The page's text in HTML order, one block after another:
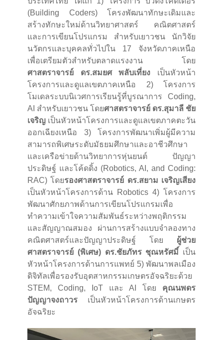
(Building Coders) โครงพัฒนาทักษะเดิมและ
สร้างทักษะใหม่ด้านวิทยาศาสตร์ คณิตศาสตร์
และการเขียนโปรแกรม สำหรับเยาวชน นักวิจัย
นวัตกรและบุคคลทั่วไปใน 17 จังหวัดภาคเหนือ
เพื่อเตรียมตัวสำหรับตลาดแรงงาน โดย
ศาสตราจารย์ ดร.สมยศ พลับเที่ยง เป็นหัวหน้า
โครงการและดูแลเขตภาคเหนือ 2) โครงการ
โมเดลระบบนิเวศการเรียนรู้ที่บูรณาการ Coding,
AI สำหรับเยาวชน โดยศาสตราจารย์ ดร.สุมาลี ชัย
เจริญ เป็นหัวหน้าโครงการและดูแลเขตภาคตะวัน
ออกเฉียงเหนือ 3) โครงการพัฒนาเพิ่มผู้มีความ
สามารถพิเศษระดับมัธยมศึกษาและอาชีวศึกษา
และเครือข่ายด้านวิทยาการหุ่นยนต์ ปัญญา
ประดิษฐ์ และโค้ดดิ้ง (Robotics, AI, and Coding:
RAC) โดยรองศาสตราจารย์ ดร.สยาม เจริญเสียง
เป็นหัวหน้าโครงการด้าน Robotics 4) โครงการ
พัฒนาศักยภาพด้านการเขียนโปรแกรมเพื่อ
ทำความเข้าใจความสัมพันธ์ระหว่างพฤติกรรม
และสัญญาณสมอง ผ่านการสร้างแบบจำลองทาง
คณิตศาสตร์และปัญญาประดิษฐ์ โดย ผู้ช่วย
ศาสตราจารย์ (พิเศษ) ดร.ชัยภัทร ชุณหรัศมิ์ เป็น
หัวหน้าโครงการด้านการแพทย์ 5) พัฒนาพลเมือง
ดิจิทัลเพื่อรองรับอุตสาหกรรมเกษตรอัจฉริยะด้วย
STEM, Coding, IoT และ AI โดย คุณนพดร
ปัญญาจงถาวร เป็นหัวหน้าโครงการด้านเกษตร
อัจฉริยะ